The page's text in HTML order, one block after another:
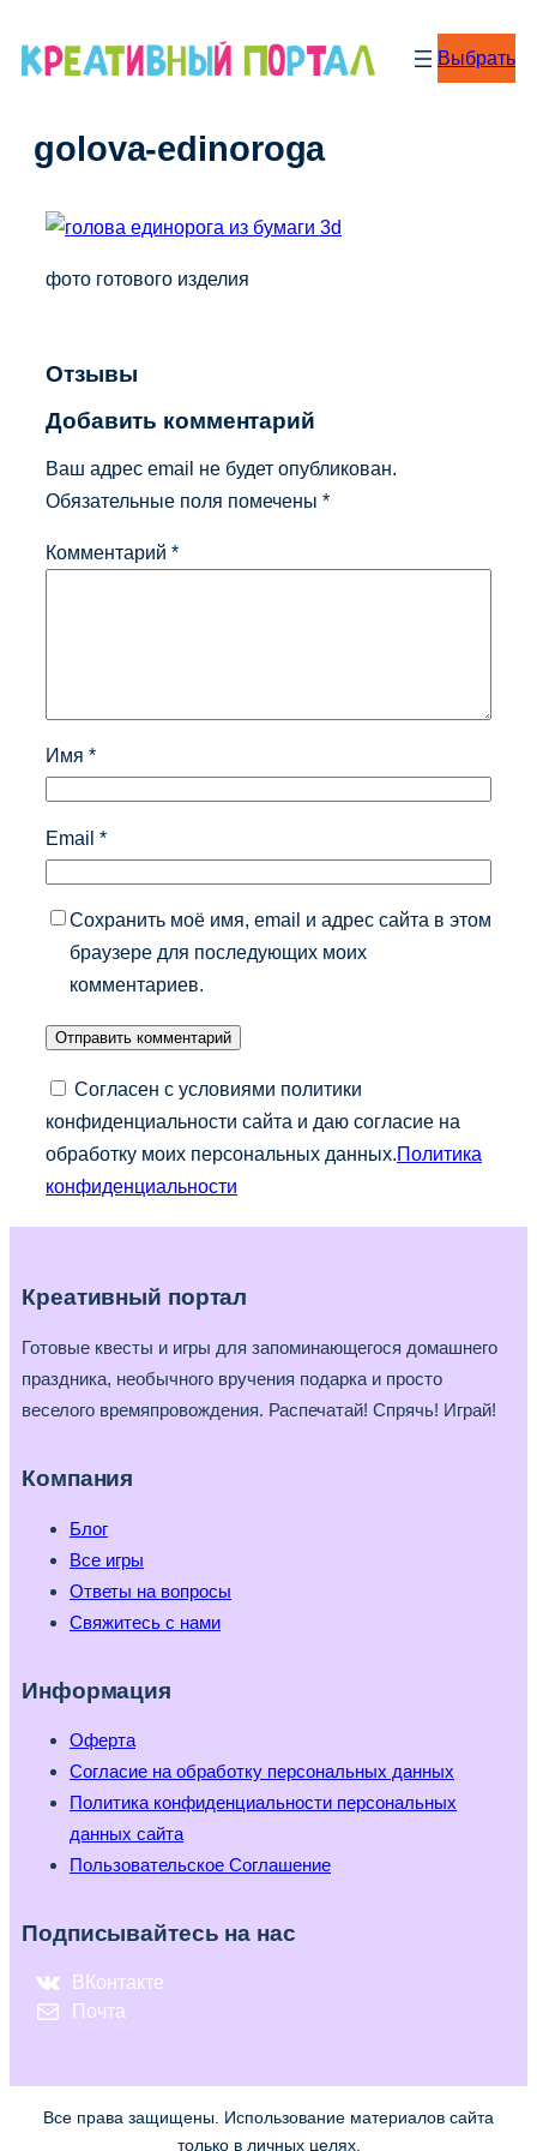
Выбрать
golova-edinoroga
фото готового изделия
Отзывы
Добавить комментарий
Ваш адрес email не будет опубликован.
Обязательные поля помечены *
Комментарий *
Имя *
Email *
Сохранить моё имя, email и адрес сайта в этом
браузере для последующих моих
комментариев.
Согласен с условиями политики
конфиденциальности сайта и даю согласие на
обработку моих персональных данных. Политика
конфиденциальности
Креативный портал
Готовые квесты и игры для запоминающегося домашнего
праздника, необычного вручения подарка и просто
веселого времяпровождения. Распечатай! Спрячь! Играй!
Компания
Блог
Все игры
Ответы на вопросы
Свяжитесь с нами
Информация
Оферта
Согласие на обработку персональных данных
Политика конфиденциальности персональных
данных сайта
Пользовательское Соглашение
Подписывайтесь на нас
ВКонтакте
Почта
Все права защищены. Использование материалов сайта
только в личных целях.